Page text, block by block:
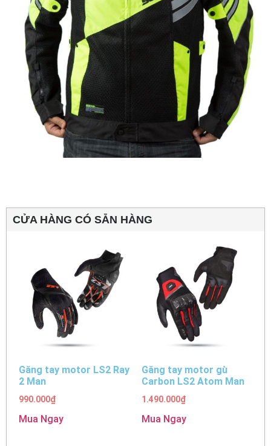
CỬA HÀNG CÓ SẴN HÀNG
Găng tay motor LS2 Ray
2 Man
990.000₫
Mua Ngay
Găng tay motor gù
Carbon LS2 Atom Man
1.490.000₫
Mua Ngay